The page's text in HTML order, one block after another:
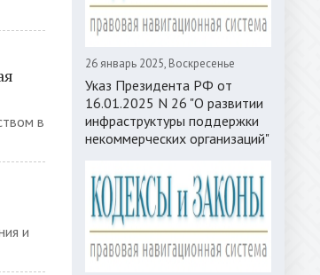
в
и
26 январь 2025, Воскресенье
Указ Президента РФ от
16.01.2025 N 26 "О развитии
инфраструктуры поддержки
некоммерческих организаций"